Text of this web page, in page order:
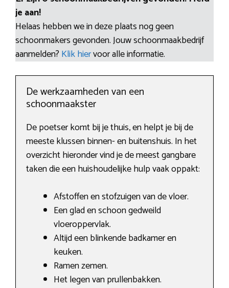
je aan!
Helaas hebben we in deze plaats nog geen
schoonmakers gevonden. Jouw schoonmaakbedrijf
aanmelden? Klik hiervoor alle informatie.
De werkzaamheden van een
schoonmaakster
De poetser komt bij je thuis, en helpt je bij de
meeste klussen binnen- en buitenshuis. In het
overzicht hieronder vind je de meest gangbare
taken die een huishoudelijke hulp vaak oppakt:
Afstoffen en stofzuigen van de vloer.
Een glad en schoon gedweild
vloeroppervlak.
Altijd een blinkende badkamer en
keuken.
Ramen zemen.
Het legen van prullenbakken.